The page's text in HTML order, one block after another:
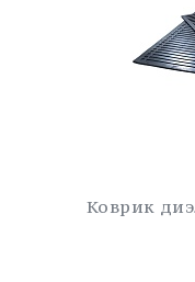
Коврик